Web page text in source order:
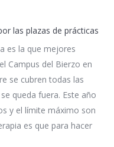
las plazas de prácticas
es la que mejores
Campus del Bierzo en
se cubren todas las
queda fuera. Este año
y el límite máximo son
es que para hacer